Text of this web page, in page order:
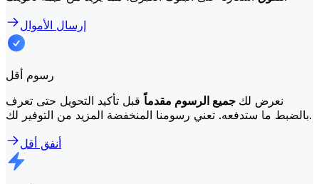
إرسال الأموال
رسوم أقل
نعرض لك جميع الرسوم مقدماًقبل تأكيد التحويل حتى تعرف
بالضبط ما ستدفعه. تعني رسومنا المنخفضة المزيد من التوفير لك.
أنفق أقل